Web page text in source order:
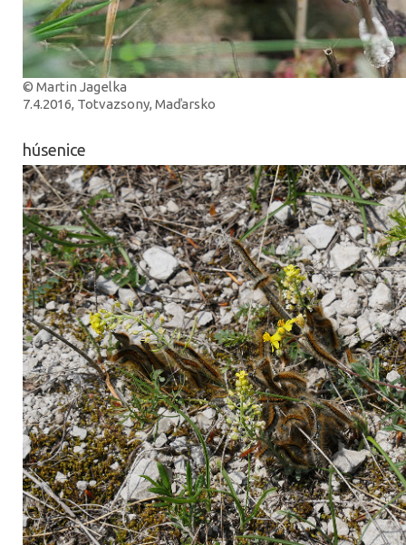
© Martin Jagelka
7.4.2016, Totvazsony, Maďarsko
húsenice